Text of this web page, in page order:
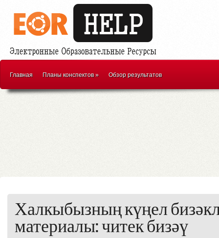
Главная Планы конспектов» Обзор результатов
Халкыбызның күңел
материалы: читек бизәү